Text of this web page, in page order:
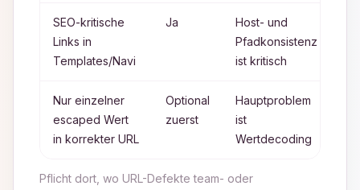
SEO-kritische
Links in
Templates/Navi
Ja
Host- und
Pfadkonsistenz
ist kritisch
Nur einzelner
escaped Wert
in korrekter URL
Optional
zuerst
Hauptproblem
ist
Wertdecoding
Pflicht dort, wo URL-Defekte team- oder